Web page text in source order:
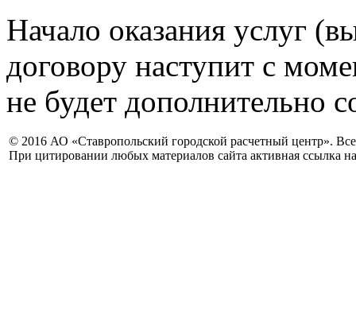
Начало оказания услуг
договору наступит с
не будет дополнительно
© 2016 АО «Ставропольский городской расчетный центр».
При цитировании любых материалов сайта активная ссылка